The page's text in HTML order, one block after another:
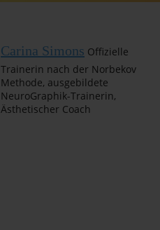
Carina Simons Offizielle
Trainerin nach der Norbekov
Methode, ausgebildete
NeuroGraphik-Trainerin,
Ästhetischer Coach